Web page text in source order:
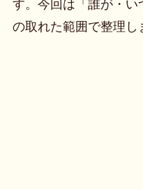
す。今回は「誰が・
の取れた範囲で整理し